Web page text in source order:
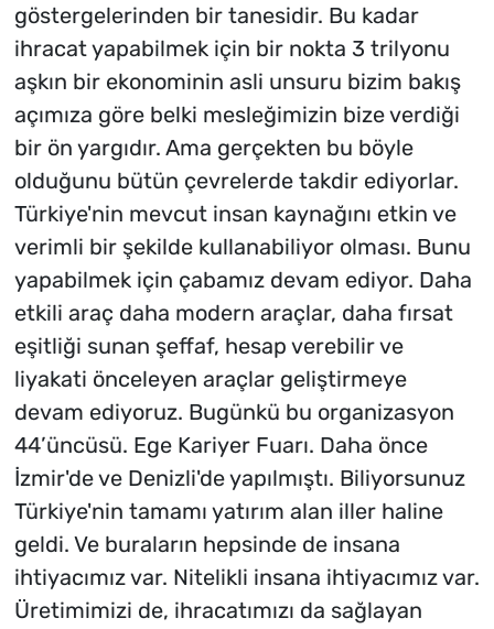
göstergelerinden bir tanesidir. Bu kadar
ihracat yapabilmek için bir nokta 3 trilyonu
aşkın bir ekonominin asli unsuru bizim bakış
açımıza göre belki mesleğimizin bize verdiği
bir ön yargıdır. Ama gerçekten bu böyle
olduğunu bütün çevrelerde takdir ediyorlar.
Türkiye'nin mevcut insan kaynağını etkin ve
verimli bir şekilde kullanabiliyor olması. Bunu
yapabilmek için çabamız devam ediyor. Daha
etkili araç daha modern araçlar, daha fırsat
eşitliği sunan şeffaf, hesap verebilir ve
liyakati önceleyen araçlar geliştirmeye
devam ediyoruz. Bugünkü bu organizasyon
44’üncüsü. Ege Kariyer Fuarı. Daha önce
İzmir'de ve Denizli'de yapılmıştı. Biliyorsunuz
Türkiye'nin tamamı yatırım alan iller haline
geldi. Ve buraların hepsinde de insana
ihtiyacımız var. Nitelikli insana ihtiyacımız var.
Üretimimizi de, ihracatımızı da sağlayan